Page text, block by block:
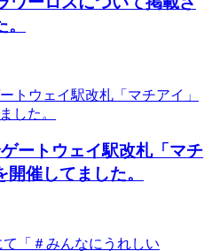
ゲートウェイ駅改札「マチ
催してました。